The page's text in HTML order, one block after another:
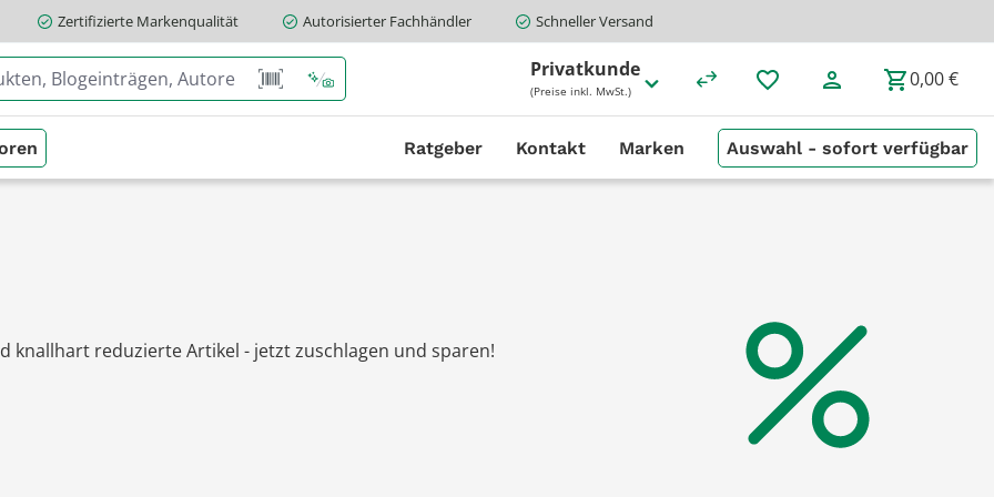
Zertifizierte Markenqualität Autorisierter Fachhändler Schneller Versand
Privatkunde
(Preise inkl. MwSt.) 0,00 €
Ratgeber Kontakt Marken Auswahl - sofort verfügbar
knallhart reduzierte Artikel - jetzt zuschlagen und sparen!